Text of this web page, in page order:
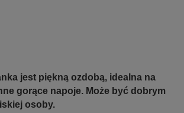
jest piękną ozdobą, idealna na
gorące napoje. Może być dobrym
osoby.